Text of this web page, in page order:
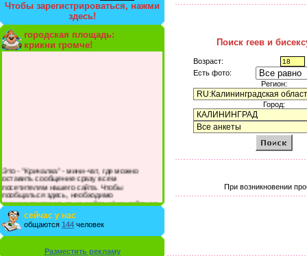
Чтобы зарегистрироваться, нажми
здесь!
городская площадь:
крикни громче!
Это - "Кричалка" - мини-чат, где можно
оставить сообщение сразу всем
посетителям нашего сайта. Чтобы
пообщаться здесь, необходимо
зарегистрироваться на сайте и/или войти со
своими логином и паролем.
сейчас у нас
общаются 144 человек
Разместить рекламу
Поиск геев и
Возраст:
Есть фото:
Регион:
Город:
При возникновении